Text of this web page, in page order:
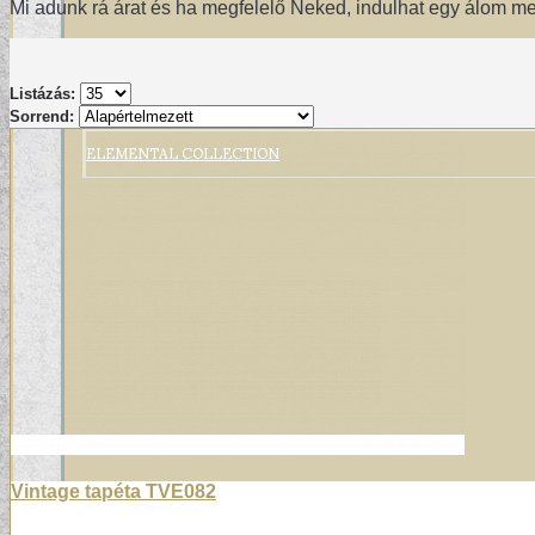
ELEMENTAL COLLECTION
Mi adunk rá árat és ha megfelelő Neked, indulhat egy álom
Listázás:
Sorrend:
Vintage tapéta TVE082